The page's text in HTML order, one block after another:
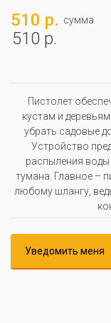
510 р. сумма
510 р.
Пистолет
кустам и
убрать садовые
Устройство
распыления
тумана. Главное –
любому шлангу,
Уведомить меня